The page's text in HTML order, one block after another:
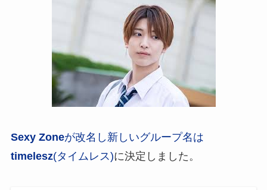
Sexy Zoneが改名し新しいグループ名は
timelesz(タイムレス)に決定しました。